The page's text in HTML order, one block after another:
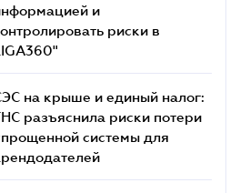
и
риски в
на крыше и единый налог:
разъяснила риски потери
системы для